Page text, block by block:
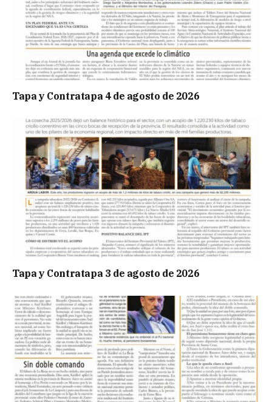
Tapa y Contratapa 4 de agosto de 2026
Tapa y Contratapa 3 de agosto de 2026